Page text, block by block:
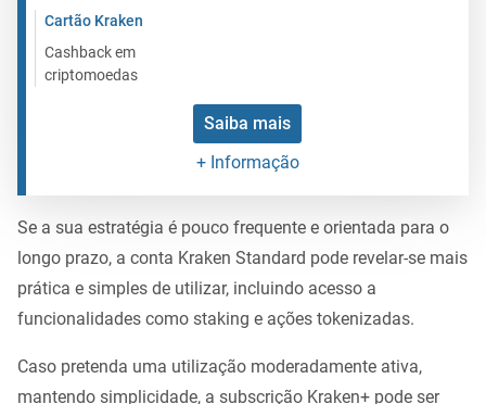
Cartão Kraken
Cashback em
criptomoedas
Saiba mais
+ Informação
Se a sua estratégia é pouco frequente e orientada para o
longo prazo, a conta Kraken Standard pode revelar-se mais
prática e simples de utilizar, incluindo acesso a
funcionalidades como staking e ações tokenizadas.
Caso pretenda uma utilização moderadamente ativa,
mantendo simplicidade, a subscrição Kraken+ pode ser